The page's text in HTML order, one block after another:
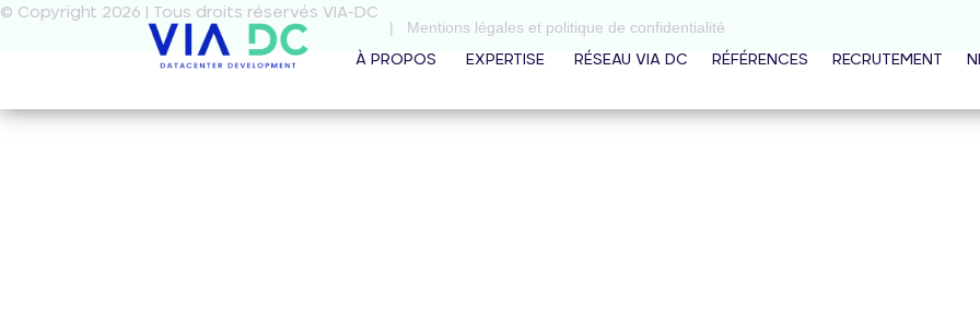
À PROPOS EXPERTISE RÉSEAU VIA DC RÉFÉRENCES RECRUTEMENT
© Copyright 2026 | Tous droits réservés VIA-DC
| Mentions légales et politique de confidentialité